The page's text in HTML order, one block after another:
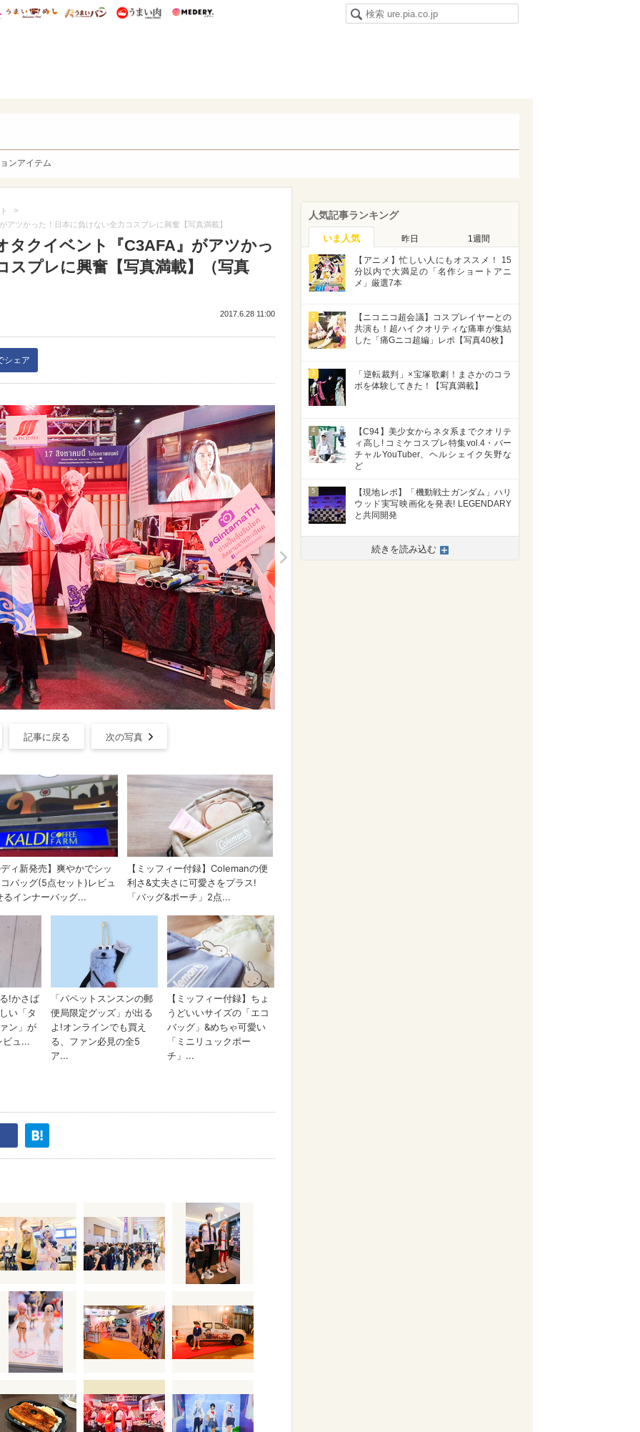
研 ディズニー特集
mimot. うまいめし うまいパン うまい肉
ンアイテム
>
アツかった！日本に負けない全力コスプレに興奮【写真満載】
タクイベント『C3AFA』がアツかっ
スプレに興奮【写真満載】（写真
2017.6.28 11:00
シェア
記事に戻る 次の写真
人気記事ランキング
いま人気 昨日 1週間
1
【アニメ】忙しい人にもオススメ！ 15
分以内で大満足の「名作ショートアニ
メ」厳選7本
2
【ニコニコ超会議】コスプレイヤーとの
共演も！超ハイクオリティな痛車が集結
した「痛Gニコ超編」レポ【写真40枚】
3
「逆転裁判」×宝塚歌劇！まさかのコラ
ボを体験してきた！【写真満載】
4
【C94】美少女からネタ系までクオリテ
ィ高し! コミケコスプレ特集vol.4・バー
チャルYouTuber、ヘルシェイク矢野な
ど
5
【現地レポ】「機動戦士ガンダム」ハリ
ウッド実写映画化を発表! LEGENDARY
と共同開発
続きを読み込む